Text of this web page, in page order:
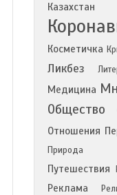
Казахстан
Косметичка
Ликбез
Медицина
Общество
Отношения
Природа
Путешествия
Реклама